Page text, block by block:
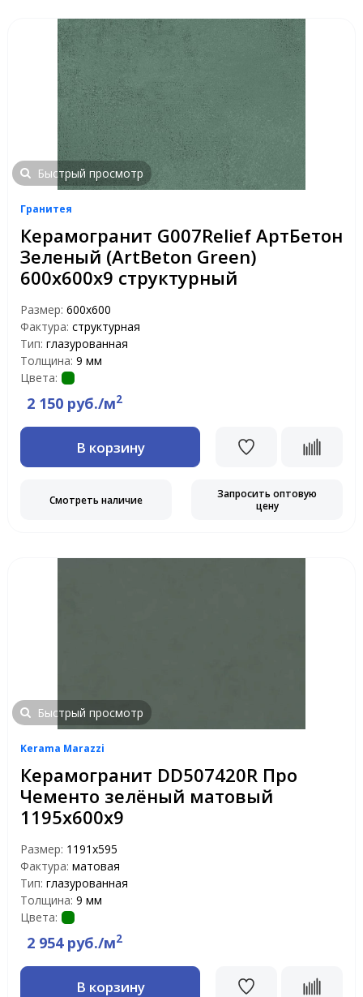
Быстрый просмотр
Гранитея
Керамогранит G007Relief АртБетон
Зеленый (ArtBeton Green)
600х600х9 структурный
Размер: 600х600
Фактура: структурная
Тип: глазурованная
Толщина: 9 мм
Цвета:
2 150 руб./м2
В корзину
Смотреть наличие
Запросить оптовую
цену
Быстрый просмотр
Kerama Marazzi
Керамогранит DD507420R Про
Чементо зелёный матовый
1195х600х9
Размер: 1191x595
Фактура: матовая
Тип: глазурованная
Толщина: 9 мм
Цвета:
2 954 руб./м2
В корзину